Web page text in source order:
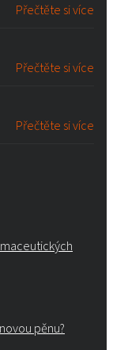
Přečtěte si více
Přečtěte si více
Přečtěte si více
pěnu?